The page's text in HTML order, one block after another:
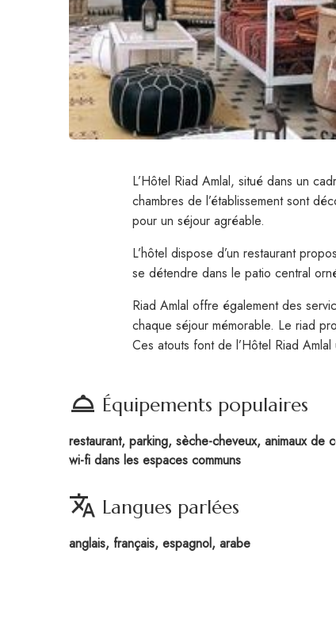
L’Hôtel Riad Amlal, situé dans un
chambres de l’établissement sont
pour un séjour agréable.
L’hôtel dispose d’un restaurant
se détendre dans le patio central
Riad Amlal offre également des
chaque séjour mémorable. Le riad
Ces atouts font de l’Hôtel Riad
room_service Équipements populaires
restaurant, parking, sèche-cheveux, animaux de
wi-fi dans les espaces communs
translate Langues parlées
anglais, français, espagnol, arabe